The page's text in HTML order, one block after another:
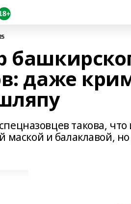
даже
такова,
маской и балаклавой,